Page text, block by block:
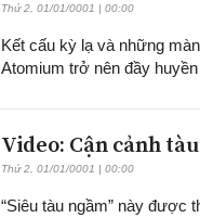
Thứ 2, 01/01/0001 | 00:00
Kết cấu kỳ lạ và những
Atomium trở nên đầy
Video: Cận cảnh
Thứ 2, 01/01/0001 | 00:00
“Siêu tàu ngầm” này được